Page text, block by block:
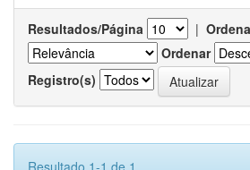
Resultados/Página |
Ordenar
Registro(s)
Resultado 1-1 de 1.